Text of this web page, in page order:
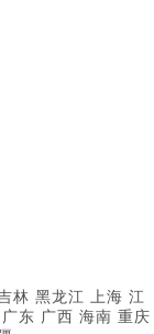
林 黑龙江 上海 江
广东 广西 海南 重庆